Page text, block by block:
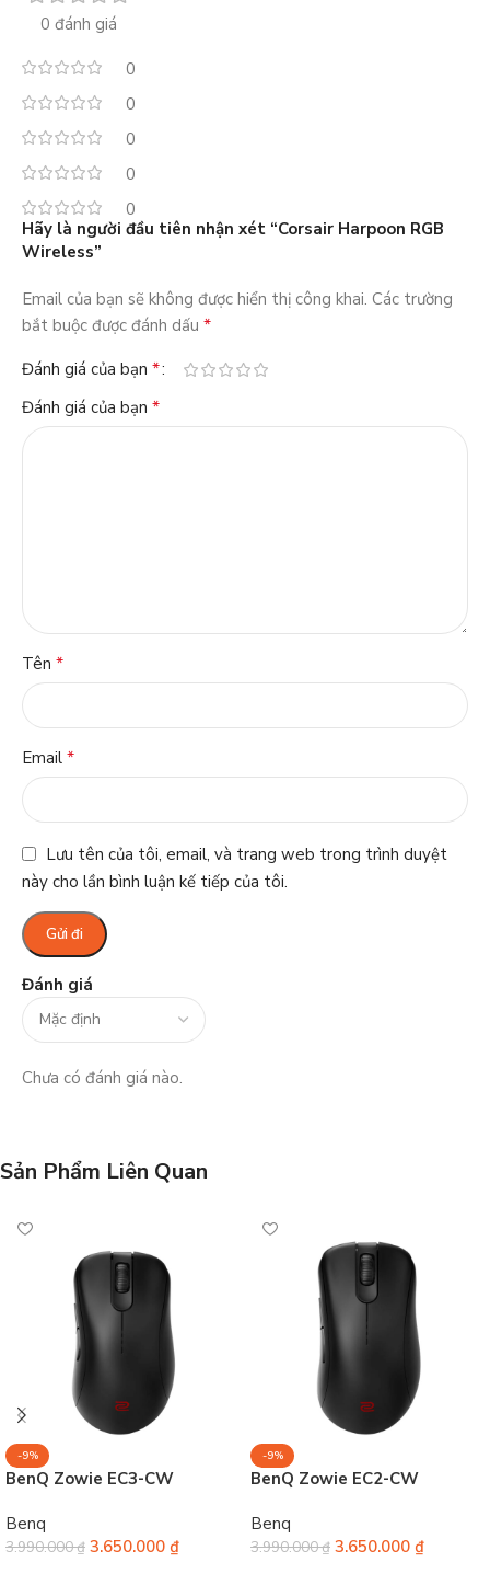
0 đánh giá
0
0
0
0
0
Đánh giá
Chưa có đánh giá nào.
Hãy là người đầu tiên nhận xét “Corsair Harpoon RGB
Wireless”
Email của bạn sẽ không được hiển thị công khai. Các trường
bắt buộc được đánh dấu *
Đánh giá của bạn *
Đánh giá của bạn *
Tên *
Email *
Lưu tên của tôi, email, và trang web trong trình duyệt
này cho lần bình luận kế tiếp của tôi.
Sản Phẩm Liên Quan
-9%
BenQ Zowie EC3-CW
Benq
3.990.000₫ 3.650.000 ₫
-9%
BenQ Zowie EC2-CW
Benq
3.990.000₫ 3.650.000 ₫